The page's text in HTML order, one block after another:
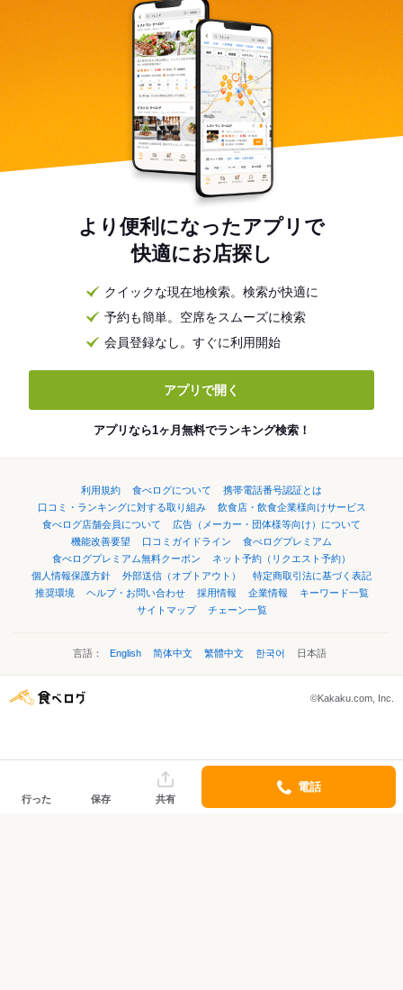
より便利になったアプリで
快適にお店探し
クイックな現在地検索。検索が快適に
予約も簡単。空席をスムーズに検索
会員登録なし。すぐに利用開始
アプリで開く
アプリなら1ヶ月無料でランキング検索！
利用規約 食べログについて
携帯電話番号認証とは
口コミ・ランキングに対する取り組み
飲食店・飲食企業様向けサービス
食べログ店舗会員について
広告（メーカー・団体様等向け）について
機能改善要望
口コミガイドライン
食べログプレミアム
食べログプレミアム無料クーポン
ネット予約（リクエスト予約）
個人情報保護方針
外部送信（オプトアウト）
特定商取引法に基づく表記
推奨環境
ヘルプ・お問い合わせ 採用情報 企業情報
キーワード一覧
サイトマップ
チェーン一覧
言語： English 简体中文 繁體中文 한국어 日本語
©Kakaku.com, Inc.
行った 保存 共有
電話